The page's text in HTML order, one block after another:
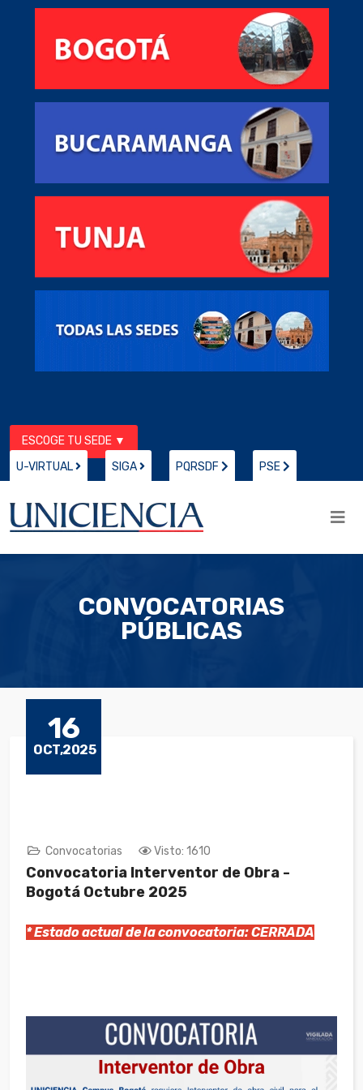
ESCOGE TU SEDE ▼
U-VIRTUAL
SIGA PQRSDF PSE
CONVOCATORIAS
PÚBLICAS
16
OCT,2025
Convocatorias Visto: 1610
Convocatoria Interventor de Obra -
Bogotá Octubre 2025
* Estado actual de la convocatoria: CERRADA